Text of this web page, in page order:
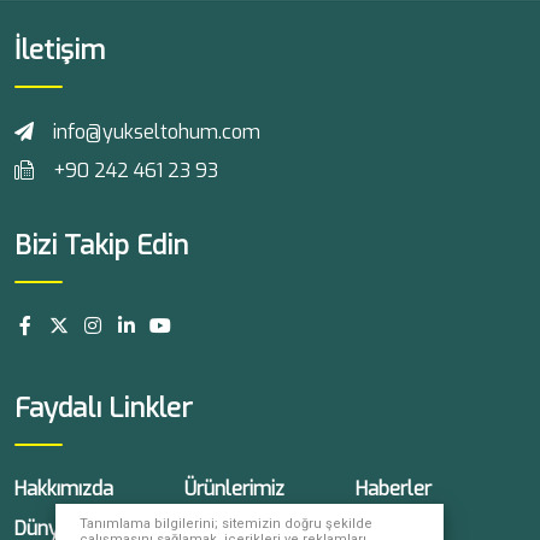
İletişim
info@yukseltohum.com
+90 242 461 23 93
Bizi Takip Edin
Faydalı Linkler
Hakkımızda Ürünlerimiz
Haberler
Dünyada Yüksel
Kariyer İletişim
Tanımlama bilgilerini; sitemizin doğru şekilde